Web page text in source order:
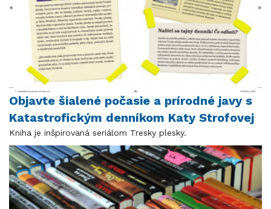
Objavte šialené počasie a prírodné javy s
Katastrofickým denníkom Katy Strofovej
Kniha je inšpirovaná seriálom Tresky plesky.